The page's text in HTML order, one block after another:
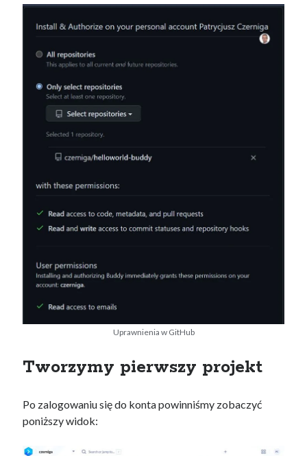
Uprawnienia w GitHub
Tworzymy pierwszy projekt
Po zalogowaniu się do konta powinniśmy zobaczyć
poniższy widok: